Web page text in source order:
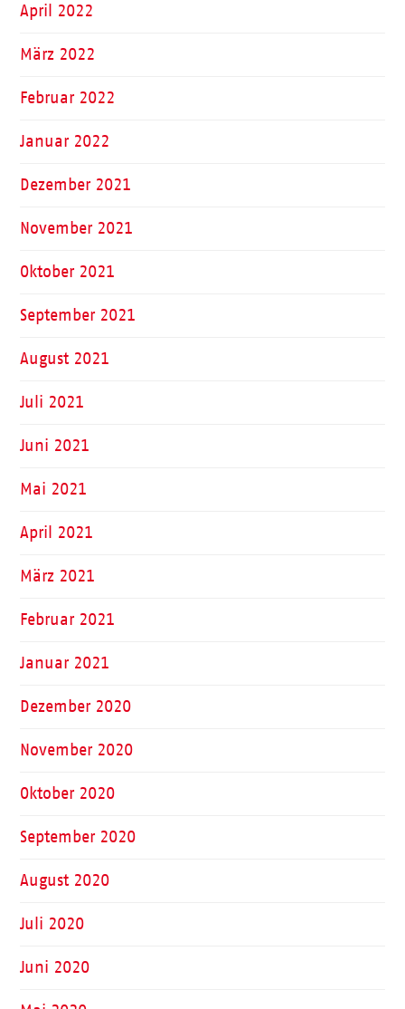
April 2022
März 2022
Februar 2022
Januar 2022
Dezember 2021
November 2021
Oktober 2021
September 2021
August 2021
Juli 2021
Juni 2021
Mai 2021
April 2021
März 2021
Februar 2021
Januar 2021
Dezember 2020
November 2020
Oktober 2020
September 2020
August 2020
Juli 2020
Juni 2020